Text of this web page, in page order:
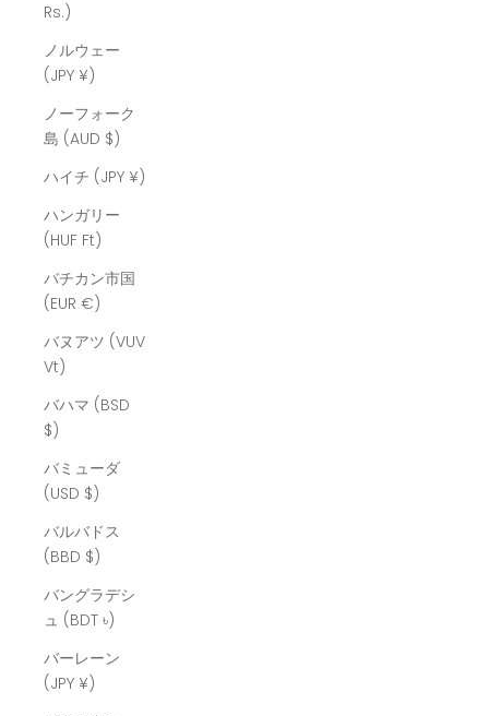
Rs.)
ノルウェー
(JPY ¥)
ノーフォーク
島 (AUD $)
ハイチ (JPY ¥)
ハンガリー
(HUF Ft)
バチカン市国
(EUR €)
バヌアツ (VUV
Vt)
バハマ (BSD
$)
バミューダ
(USD $)
バルバドス
(BBD $)
バングラデシ
ュ (BDT ৳)
バーレーン
(JPY ¥)